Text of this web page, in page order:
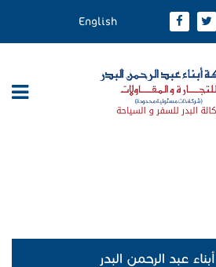
English
عبد الرحمن البدر